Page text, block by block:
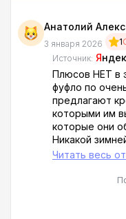
Анатолий
3 января 2026 1
Источник: Я
Плюсов НЕТ в
фуфло по
предлагают
которыми им
которые они
Никакой
коврики это
Читать весь